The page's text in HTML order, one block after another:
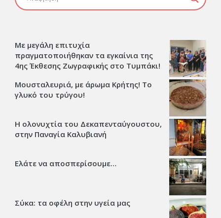
Με μεγάλη επιτυχία
πραγματοποιήθηκαν τα εγκαίνια της
4ης Έκθεσης Ζωγραφικής στο Τυμπάκι!
Μουσταλευριά, με άρωμα Κρήτης! Το
γλυκό του τρύγου!
Η ολονυχτία του Δεκαπενταύγουστου,
στην Παναγία Καλυβιανή
Ελάτε να αποσπερίσουμε…
Σύκα: τα οφέλη στην υγεία μας